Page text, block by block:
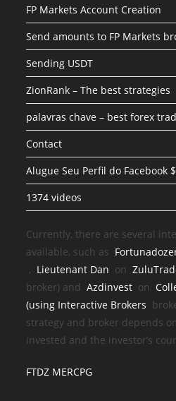
FP Markets Account Creation
Send amounts to FP Markets
Sending USDT
ZionRank – The best strategies
palavras chave – best forex
Contact
Alugue Seu Perfil do Facebook
1374 videos
Currently, there are several
available, such as
, Lieutenant Dan on
broker) andAzdinvest on
(using Interactive Brokers
strategy and broker depends
invested and the investor’s
FTDZ MERCPG